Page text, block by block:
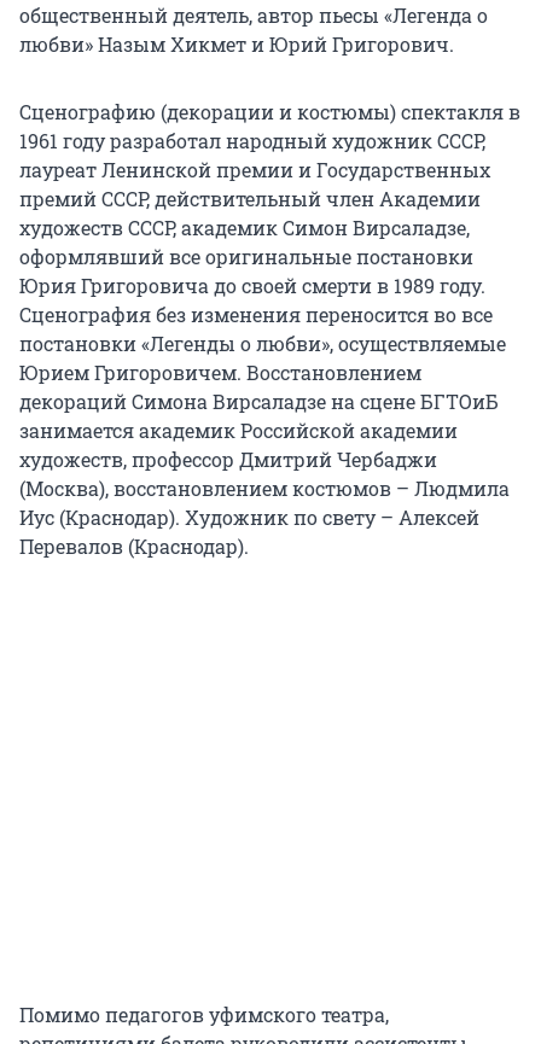
общественный деятель, автор пьесы «Легенда о
любви» Назым Хикмет и Юрий Григорович.
Сценографию (декорации и костюмы) спектакля в
1961 году разработал народный художник СССР,
лауреат Ленинской премии и Государственных
премий СССР, действительный член Академии
художеств СССР, академик Симон Вирсаладзе,
оформлявший все оригинальные постановки
Юрия Григоровича до своей смерти в 1989 году.
Сценография без изменения переносится во все
постановки «Легенды о любви», осуществляемые
Юрием Григоровичем. Восстановлением
декораций Симона Вирсаладзе на сцене БГТОиБ
занимается академик Российской академии
художеств, профессор Дмитрий Чербаджи
(Москва), восстановлением костюмов – Людмила
Иус (Краснодар). Художник по свету – Алексей
Перевалов (Краснодар).
Помимо педагогов уфимского театра,